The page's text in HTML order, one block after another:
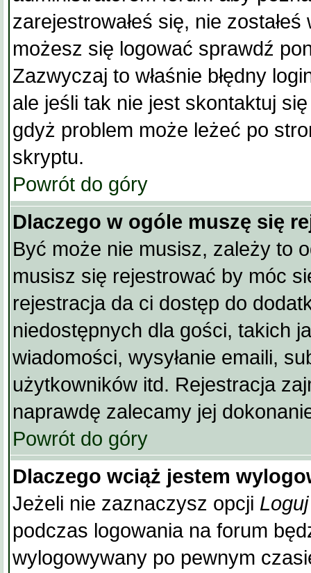
zarejestrowałeś się, nie
możesz się logować sprawdź
Zazwyczaj to właśnie błędny
ale jeśli tak nie jest skontaktuj
gdyż problem może leżeć po
skryptu.
Powrót do góry
Dlaczego w ogóle muszę się
Być może nie musisz, zależy to
musisz się rejestrować by móc
rejestracja da ci dostęp do
niedostępnych dla gości, takich
wiadomości, wysyłanie emaili,
użytkowników itd. Rejestracja
naprawdę zalecamy jej
Powrót do góry
Dlaczego wciąż jestem
Jeżeli nie zaznaczysz opcji
podczas logowania na forum
wylogowywany po pewnym